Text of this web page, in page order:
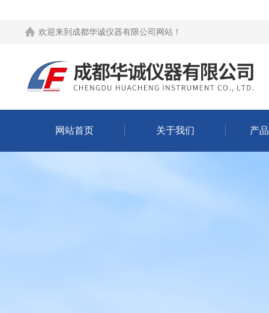
欢迎来到 成都华诚仪器有限公司网站 ！
网站首页 关于我们 产